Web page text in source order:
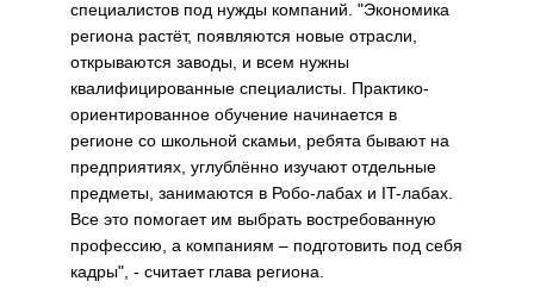
специалистов под нужды компаний. "Экономика
региона растёт, появляются новые отрасли,
открываются заводы, и всем нужны
квалифицированные специалисты. Практико-
ориентированное обучение начинается в
регионе со школьной скамьи, ребята бывают на
предприятиях, углублённо изучают отдельные
предметы, занимаются в Робо-лабах и IT-лабах.
Все это помогает им выбрать востребованную
профессию, а компаниям – подготовить под себя
кадры", - считает глава региона.